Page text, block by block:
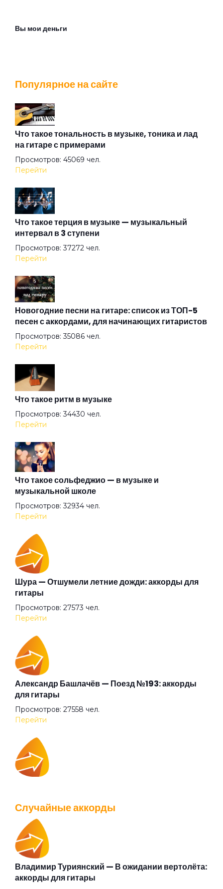
Вы мои деньги
Дела людей
День как день
Детка
Ева
Загадка
Закрыто
Игрок
Капля крови создателя
Лошадка
Маленький Иисус
Меланхолия
На пути к любви
Находящая утешение в самоубийствах
Начало дня
Не предел
Некорректная конкретность
Ночь надвигается
Паническая атака
Письмо от Мери Джейн
Популярное на сайте
Что такое тональность в музыке, тоника и лад
на гитаре с примерами
Просмотров: 45069 чел.
Перейти
Что такое терция в музыке — музыкальный
интервал в 3 ступени
Просмотров: 37272 чел.
Перейти
Новогодние песни на гитаре: список из ТОП-5
песен с аккордами, для начинающих гитаристов
Просмотров: 35086 чел.
Перейти
Что такое ритм в музыке
Просмотров: 34430 чел.
Перейти
Что такое сольфеджио — в музыке и
музыкальной школе
Просмотров: 32934 чел.
Перейти
Шура — Отшумели летние дожди: аккорды для
гитары
Просмотров: 27573 чел.
Перейти
Александр Башлачёв — Поезд №193: аккорды
для гитары
Просмотров: 27558 чел.
Перейти
Перейти
Валентин Стрыкало — Gay porn: аккорды для
Случайные аккорды
Владимир Туриянский — В ожидании вертолёта:
аккорды для гитары